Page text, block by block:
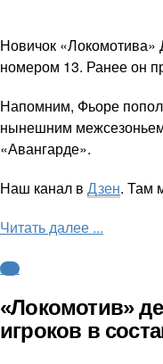
Новичок «Локомотива»
номером 13. Ранее он
Напомним, Фьоре
нынешним
«Авангарде».
Наш канал в Дзен. Там
Читать далее ...
КХЛ
«Локомотив»
игроков в